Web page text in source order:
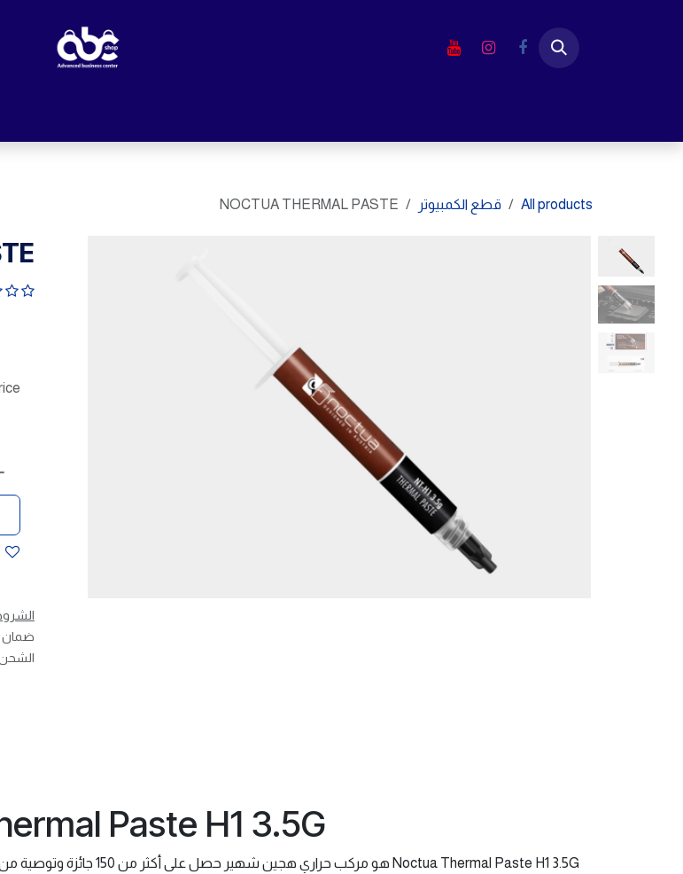
All products قطع الكمبيوتر NOCTUA THERMAL PASTE
ضمان
الشحن خلال
Paste H1 3.5G
Noctua Thermal Paste H1 3.5G هو مركب حراري هجين شهير حصل على أكثر من 150 جائزة وتوصية من مواقع ومجلات الأجهزة العالمية.